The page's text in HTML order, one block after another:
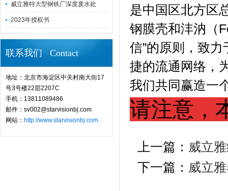
威立雅特大型钢铁厂深度废水处
2023年授权书
联系我们 Contact
地址：北京市海淀区中关村南大街17
号3号楼22层2207C
手机：13811089486
邮件：sv002@starvisionbj.com
网站： http://www.starvisionbj.com
是中国区北方区
钢膜壳和沣汭（
信”的原则，致
捷的流通网络，
我们共同赢造一
请注意，
上一篇： 威立
下一篇： 威立